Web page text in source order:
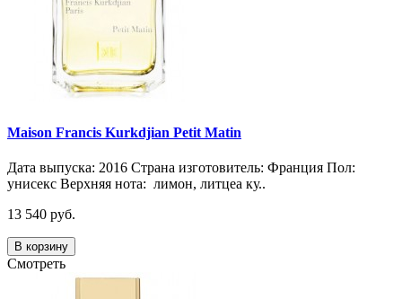
Maison Francis Kurkdjian Petit Matin
Дата выпуска: 2016 Страна изготовитель: Франция Пол:
унисекс Верхняя нота: лимон, литцеа ку..
13 540 руб.
В корзину
Смотреть